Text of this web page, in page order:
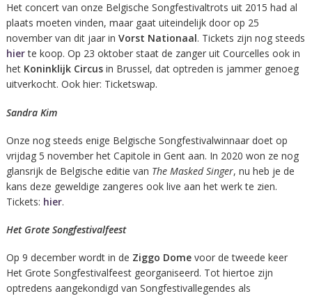
Het concert van onze Belgische Songfestivaltrots uit 2015 had al
plaats moeten vinden, maar gaat uiteindelijk door op 25
november van dit jaar in Vorst Nationaal. Tickets zijn nog steeds
hierte koop. Op 23 oktober staat de zanger uit Courcelles ook in
het Koninklijk Circusin Brussel, dat optreden is jammer genoeg
uitverkocht. Ook hier: Ticketswap.
Sandra Kim
Onze nog steeds enige Belgische Songfestivalwinnaar doet op
vrijdag 5 november het Capitole in Gent aan. In 2020 won ze nog
glansrijk de Belgische editie van The Masked Singer, nu heb je de
kans deze geweldige zangeres ook live aan het werk te zien.
Tickets: hier.
Het Grote Songfestivalfeest
Op 9 december wordt in de Ziggo Domevoor de tweede keer
Het Grote Songfestivalfeest georganiseerd. Tot hiertoe zijn
optredens aangekondigd van Songfestivallegendes als